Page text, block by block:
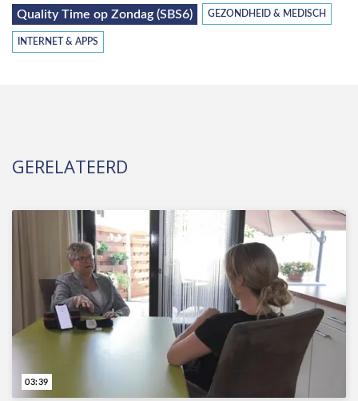
Quality Time op Zondag (SBS6) GEZONDHEID & MEDISCH
INTERNET & APPS
GERELATEERD
03:39